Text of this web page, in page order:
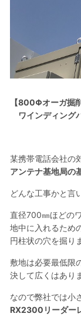
【800Φオーガ掘
ワインディング
某携帯電話会社の
アンテナ基地局の
どんな工事かと言
直径700㎜ほどの
地中に入れるため
円柱状の穴を掘り
敷地は必要最低限
決して広くはあり
なので弊社では小
RX2300リーダー